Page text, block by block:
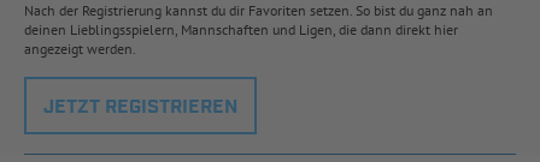
Nach der Registrierung kannst du dir Favoriten setzen. So bist du ganz nah an
deinen Lieblingsspielern, Mannschaften und Ligen, die dann direkt hier
angezeigt werden.
JETZT REGISTRIEREN